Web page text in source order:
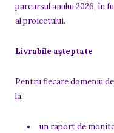
parcursul anului 2026, în
al proiectului.
Livrabile așteptate
Pentru fiecare domeniu
la:
un raport de